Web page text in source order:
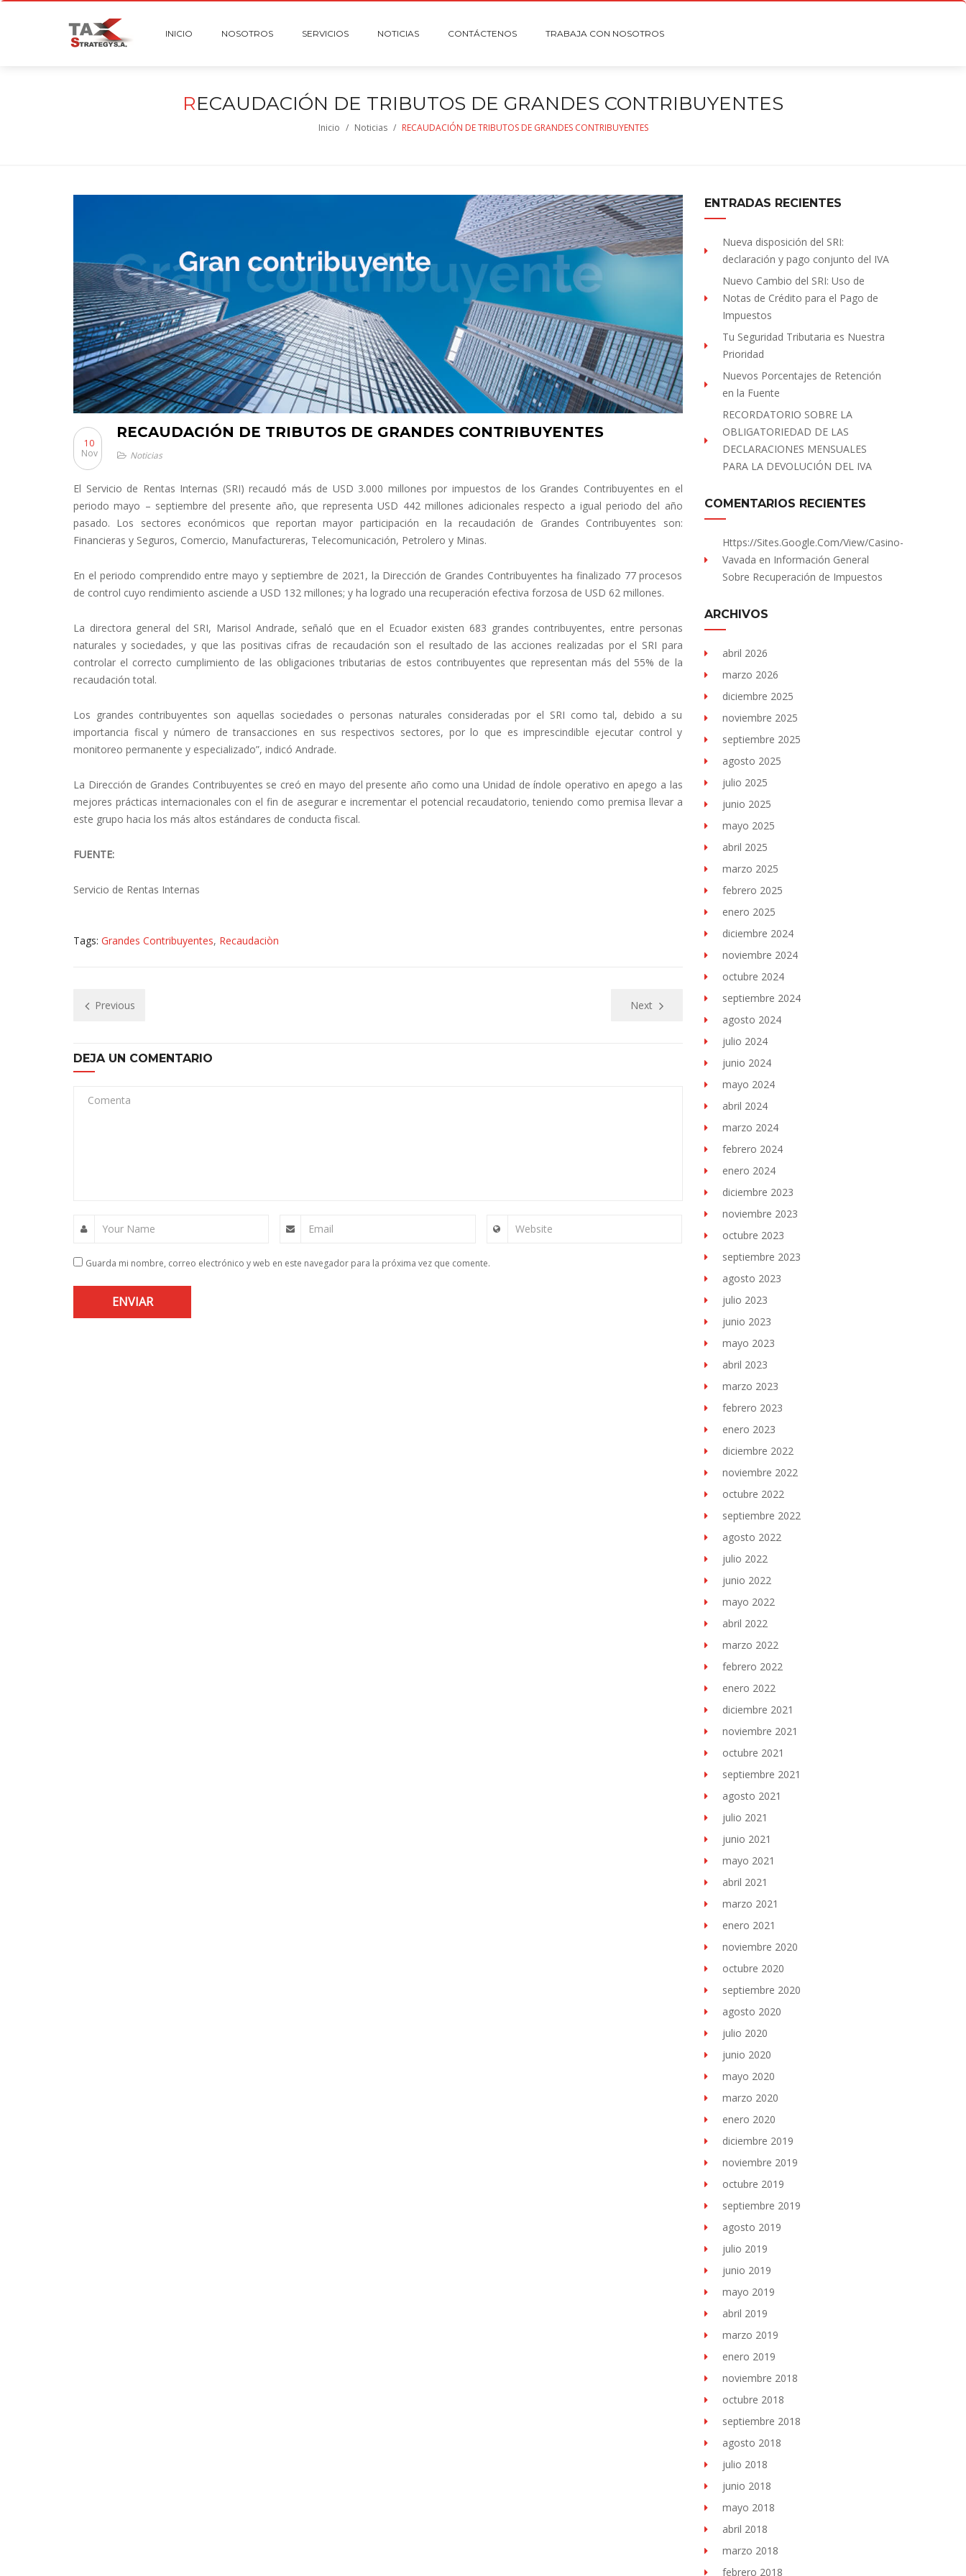
INICIO NOSOTROS SERVICIOS NOTICIAS CONTÁCTENOS TRABAJA CON NOSOTROS
RECAUDACIÓN DE TRIBUTOS DE GRANDES CONTRIBUYENTES
Inicio / Noticias / RECAUDACIÓN DE TRIBUTOS DE GRANDES CONTRIBUYENTES
RECAUDACIÓN DE TRIBUTOS DE GRANDES CONTRIBUYENTES
10
Nov
Noticias
El Servicio de Rentas Internas (SRI) recaudó más de USD 3.000 millones por impuestos de los Grandes Contribuyentes en el
periodo mayo – septiembre del presente año, que representa USD 442 millones adicionales respecto a igual periodo del año
pasado. Los sectores económicos que reportan mayor participación en la recaudación de Grandes Contribuyentes son:
Financieras y Seguros, Comercio, Manufactureras, Telecomunicación, Petrolero y Minas.
En el periodo comprendido entre mayo y septiembre de 2021, la Dirección de Grandes Contribuyentes ha finalizado 77 procesos
de control cuyo rendimiento asciende a USD 132 millones; y ha logrado una recuperación efectiva forzosa de USD 62 millones.
La directora general del SRI, Marisol Andrade, señaló que en el Ecuador existen 683 grandes contribuyentes, entre personas
naturales y sociedades, y que las positivas cifras de recaudación son el resultado de las acciones realizadas por el SRI para
controlar el correcto cumplimiento de las obligaciones tributarias de estos contribuyentes que representan más del 55% de la
recaudación total.
Los grandes contribuyentes son aquellas sociedades o personas naturales consideradas por el SRI como tal, debido a su
importancia fiscal y número de transacciones en sus respectivos sectores, por lo que es imprescindible ejecutar control y
monitoreo permanente y especializado”, indicó Andrade.
La Dirección de Grandes Contribuyentes se creó en mayo del presente año como una Unidad de índole operativo en apego a las
mejores prácticas internacionales con el fin de asegurar e incrementar el potencial recaudatorio, teniendo como premisa llevar a
este grupo hacia los más altos estándares de conducta fiscal.
FUENTE:
Servicio de Rentas Internas
Tags: Grandes Contribuyentes, Recaudaciòn
Previous Next
DEJA UN COMENTARIO
Comenta
Your Name Email Website
Guarda mi nombre, correo electrónico y web en este navegador para la próxima vez que comente.
ENTRADAS RECIENTES
Nueva disposición del SRI:
declaración y pago conjunto del IVA
Nuevo Cambio del SRI: Uso de
Notas de Crédito para el Pago de
Impuestos
Tu Seguridad Tributaria es Nuestra
Prioridad
Nuevos Porcentajes de Retención
en la Fuente
RECORDATORIO SOBRE LA
OBLIGATORIEDAD DE LAS
DECLARACIONES MENSUALES
PARA LA DEVOLUCIÓN DEL IVA
COMENTARIOS RECIENTES
Https://sites.Google.com/view/Casino-
Vavada en Información General
Sobre Recuperación de Impuestos
ARCHIVOS
abril 2026
marzo 2026
diciembre 2025
noviembre 2025
septiembre 2025
agosto 2025
julio 2025
junio 2025
mayo 2025
abril 2025
marzo 2025
febrero 2025
enero 2025
diciembre 2024
noviembre 2024
octubre 2024
septiembre 2024
agosto 2024
julio 2024
junio 2024
mayo 2024
abril 2024
marzo 2024
febrero 2024
enero 2024
diciembre 2023
noviembre 2023
octubre 2023
septiembre 2023
agosto 2023
julio 2023
junio 2023
mayo 2023
abril 2023
marzo 2023
febrero 2023
enero 2023
diciembre 2022
noviembre 2022
octubre 2022
septiembre 2022
agosto 2022
julio 2022
junio 2022
mayo 2022
abril 2022
marzo 2022
febrero 2022
enero 2022
diciembre 2021
noviembre 2021
octubre 2021
septiembre 2021
agosto 2021
julio 2021
junio 2021
mayo 2021
abril 2021
marzo 2021
enero 2021
noviembre 2020
octubre 2020
septiembre 2020
agosto 2020
julio 2020
junio 2020
mayo 2020
marzo 2020
enero 2020
diciembre 2019
noviembre 2019
octubre 2019
septiembre 2019
agosto 2019
julio 2019
junio 2019
mayo 2019
abril 2019
marzo 2019
enero 2019
noviembre 2018
octubre 2018
septiembre 2018
agosto 2018
julio 2018
junio 2018
mayo 2018
abril 2018
marzo 2018
febrero 2018